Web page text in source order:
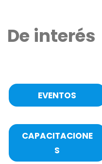
De interés
EVENTOS
CAPACITACIONE
S